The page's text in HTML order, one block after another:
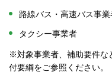
路線バス・高速バス事業
タクシー事業者
※対象事業者、補助要件な
付要綱をご参照ください。